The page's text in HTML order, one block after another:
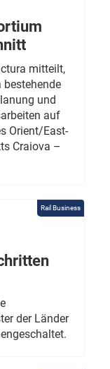
mitteilt,
bestehende
und
auf
Orient/East-
Craiova –
Rail Business
der Länder